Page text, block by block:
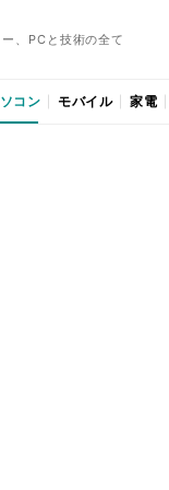
、PCと技術の全て
コン モバイル 家電